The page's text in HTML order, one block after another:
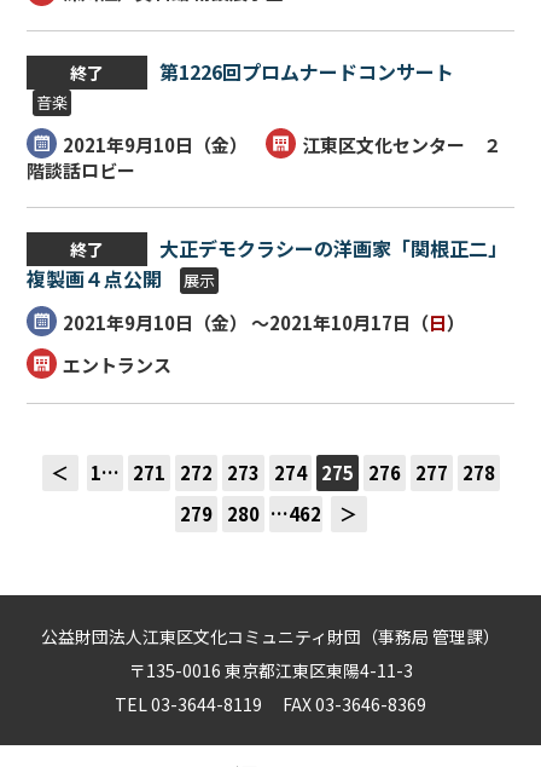
終了 第1226回プロムナードコンサート
音楽
2021年9月10日（金）
江東区文化センター ２
階談話ロビー
終了
大正デモクラシーの洋画家「関根正二」
複製画４点公開
展示
2021年9月10日（金） ～2021年10月17日（日）
エントランス
＜ 1… 271 272 273 274 275 276 277
278
279
280 …462 ＞
公益財団法人江東区文化コミュニティ財団（事務局 管理課）
〒135-0016 東京都江東区東陽4-11-3
TEL 03-3644-8119 FAX 03-3646-8369